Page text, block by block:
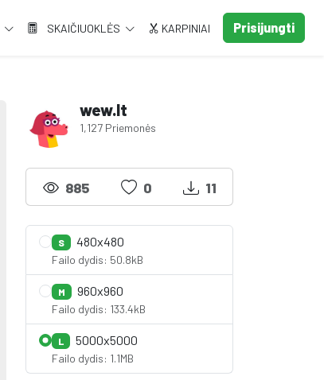
SKAIČIUOKLĖS KARPINIAI Prisijungti
wew.lt
1,127 Priemonės
885 0 11
S 480x480
Failo dydis: 50.8kB
M 960x960
Failo dydis: 133.4kB
L 5000x5000
Failo dydis: 1.1MB